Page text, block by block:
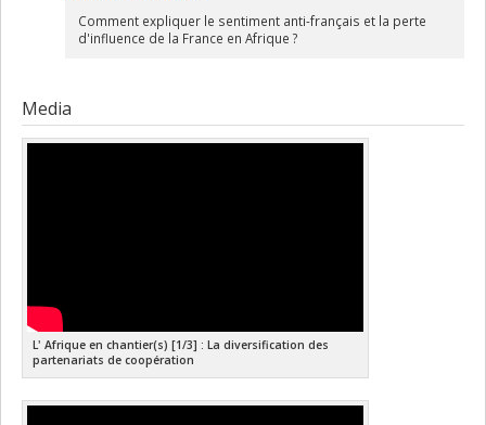
Comment expliquer le sentiment anti-français et la perte
d'influence de la France en Afrique ?
Media
L' Afrique en chantier(s) [1/3] : La diversification des
partenariats de coopération